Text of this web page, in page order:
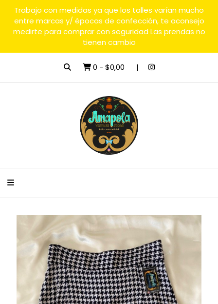
Trabajo con medidas ya que los talles varían mucho
entre marcas y/ épocas de confección, te aconsejo
medirte para comprar con seguridad Las prendas no
tienen cambio
0 - $0,00